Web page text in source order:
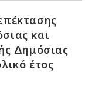
και
Δημόσιας
έτος